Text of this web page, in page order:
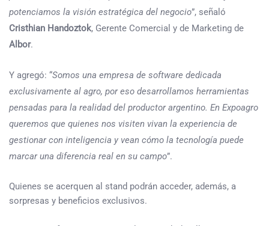
potenciamos la visión estratégica del negocio”, señaló
Cristhian Handoztok, Gerente Comercial y de Marketing de
Albor.
Y agregó: “Somos una empresa de software dedicada
exclusivamente al agro, por eso desarrollamos herramientas
pensadas para la realidad del productor argentino. En Expoagro
queremos que quienes nos visiten vivan la experiencia de
gestionar con inteligencia y vean cómo la tecnología puede
marcar una diferencia real en su campo”.
Quienes se acerquen al stand podrán acceder, además, a
sorpresas y beneficios exclusivos.